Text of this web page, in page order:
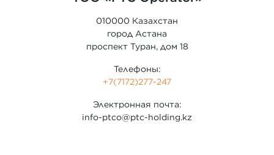
010000 Казахстан
город Астана
проспект Туран, дом 18
Телефоны:
+7(7172)277-247
Электронная почта:
info-ptco@ptc-holding.kz